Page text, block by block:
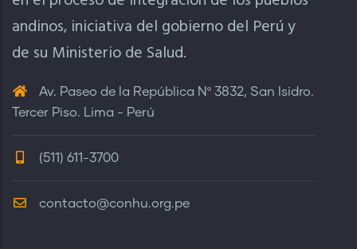
andinos, iniciativa del gobierno del Perú y
de su Ministerio de Salud.
Av. Paseo de la República Nº 3832, San Isidro.
Tercer Piso. Lima - Perú
(511) 611-3700
contacto@conhu.org.pe